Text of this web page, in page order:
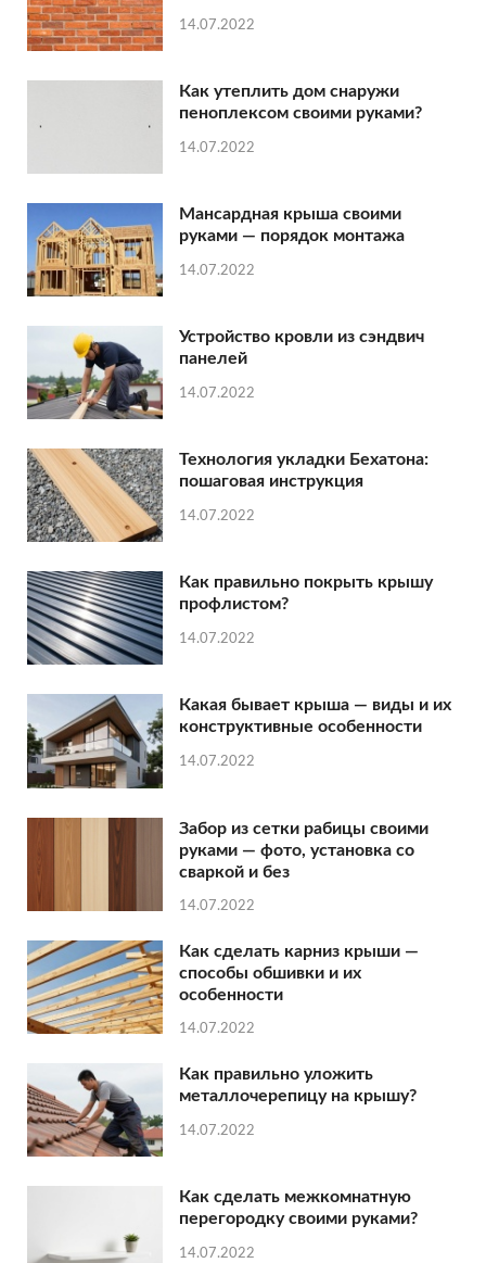
14.07.2022
Как утеплить дом снаружи
пеноплексом своими руками?
14.07.2022
Мансардная крыша своими
руками — порядок монтажа
14.07.2022
Устройство кровли из сэндвич
панелей
14.07.2022
Технология укладки Бехатона:
пошаговая инструкция
14.07.2022
Как правильно покрыть крышу
профлистом?
14.07.2022
Какая бывает крыша — виды и их
конструктивные особенности
14.07.2022
Забор из сетки рабицы своими
руками — фото, установка со
сваркой и без
14.07.2022
Как сделать карниз крыши —
способы обшивки и их
особенности
14.07.2022
Как правильно уложить
металлочерепицу на крышу?
14.07.2022
Как сделать межкомнатную
перегородку своими руками?
14.07.2022